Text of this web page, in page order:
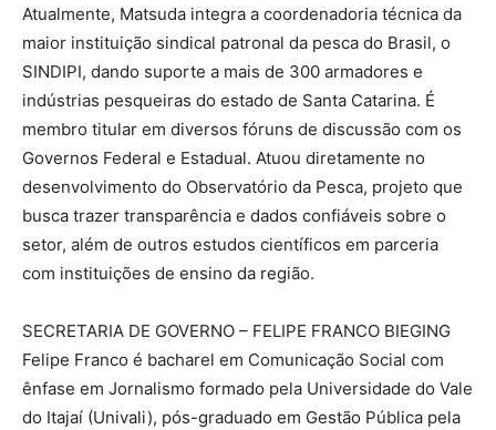
Atualmente, Matsuda integra a coordenadoria técnica da
maior instituição sindical patronal da pesca do Brasil, o
SINDIPI, dando suporte a mais de 300 armadores e
indústrias pesqueiras do estado de Santa Catarina. É
membro titular em diversos fóruns de discussão com os
Governos Federal e Estadual. Atuou diretamente no
desenvolvimento do Observatório da Pesca, projeto que
busca trazer transparência e dados confiáveis sobre o
setor, além de outros estudos científicos em parceria
com instituições de ensino da região.
SECRETARIA DE GOVERNO – FELIPE FRANCO BIEGING
Felipe Franco é bacharel em Comunicação Social com
ênfase em Jornalismo formado pela Universidade do Vale
do Itajaí (Univali), pós-graduado em Gestão Pública pela